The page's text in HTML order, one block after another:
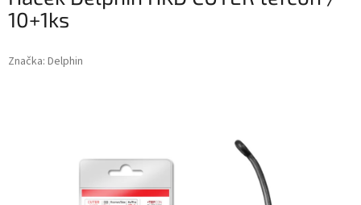
10+1ks
Značka: Delphin